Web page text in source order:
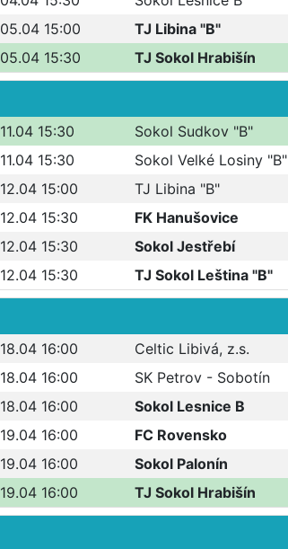
05.04 15:00
TJ Libina "B"
05.04 15:30
TJ Sokol Hrabišín
11.04 15:30 Sokol Sudkov "B"
11.04 15:30
Sokol Velké Losiny "B"
12.04 15:00
TJ Libina "B"
12.04 15:30
FK Hanušovice
12.04 15:30
Sokol Jestřebí
12.04 15:30
TJ Sokol Leština "B"
18.04 16:00 Celtic Libivá, z.s.
18.04 16:00
SK Petrov - Sobotín
18.04 16:00
Sokol Lesnice B
19.04 16:00
FC Rovensko
19.04 16:00
Sokol Palonín
19.04 16:00
TJ Sokol Hrabišín